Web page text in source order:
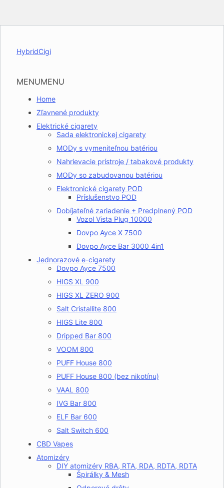
HybridCigi
MENUMENU
Home
Zľavnené produkty
Elektrické cigarety
Sada elektronickej cigarety
MODy s vymeniteľnou batériou
Nahrievacie prístroje / tabakové produkty
MODy so zabudovanou batériou
Elektronické cigarety POD
Príslušenstvo POD
Dobíjateľné zariadenie + Predplnený POD
Vozol Vista Plug 10000
Dovpo Ayce X 7500
Dovpo Ayce Bar 3000 4in1
Jednorazové e-cigarety
Dovpo Ayce 7500
HIGS XL 900
HIGS XL ZERO 900
Salt Cristallite 800
HIGS Lite 800
Dripped Bar 800
VOOM 800
PUFF House 800
PUFF House 800 (bez nikotínu)
VAAL 800
IVG Bar 800
ELF Bar 600
Salt Switch 600
CBD Vapes
Atomizéry
DIY atomizéry RBA, RTA, RDA, RDTA, RDTA
Špirálky & Mesh